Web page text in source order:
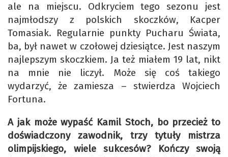
ale na miejscu. Odkryciem tego sezonu jest
najmłodszy z polskich skoczków, Kacper
Tomasiak. Regularnie punkty Pucharu Świata,
ba, był nawet w czołowej dziesiątce. Jest naszym
najlepszym skoczkiem. Ja też miałem 19 lat, nikt
na mnie nie liczył. Może się coś takiego
wydarzyć, że zamiesza – stwierdza Wojciech
Fortuna.
A jak może wypaść Kamil Stoch, bo przecież to
doświadczony zawodnik, trzy tytuły mistrza
olimpijskiego, wiele sukcesów? Kończy swoją